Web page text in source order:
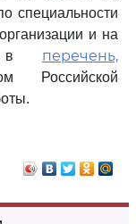
специальности
и на
в перечень,
Российской